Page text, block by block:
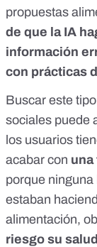
propuestas
de que la IA
información
con prácticas
Buscar este
sociales puede
los usuarios
acabar con una
porque
estaban
alimentación,
riesgo su